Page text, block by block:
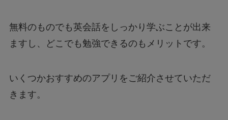
無料のものでも英会話をしっかり学ぶことが出来
ますし、どこでも勉強できるのもメリットです。
いくつかおすすめのアプリをご紹介させていただ
きます。